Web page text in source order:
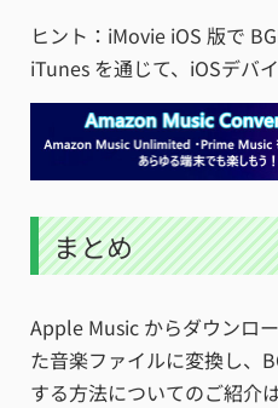
ヒント：iMovie iOS 版で
iTunes を通じて、iOSデバ
まとめ
Apple Music からダウンロ
た音楽ファイルに変換し、
する方法についてのご紹介